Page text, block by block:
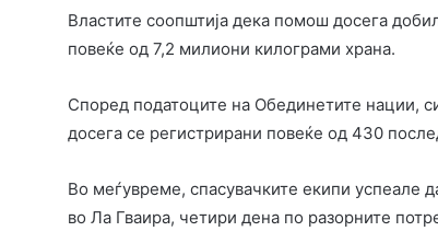
Властите соопштија дека помош досега
повеќе од 7,2 милиони килограми храна.
Според податоците на Обединетите нации,
досега се регистрирани повеќе од 430
Во меѓувреме, спасувачките екипи успеале
во Ла Гваира, четири дена по разорните